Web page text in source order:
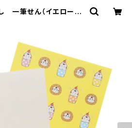
一筆せん（イエロー） |